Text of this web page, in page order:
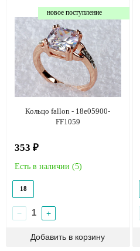
новое поступление
Кольцо fallon - 18e05900-
FF1059
353 ₽
Есть в наличии (5)
18
− +